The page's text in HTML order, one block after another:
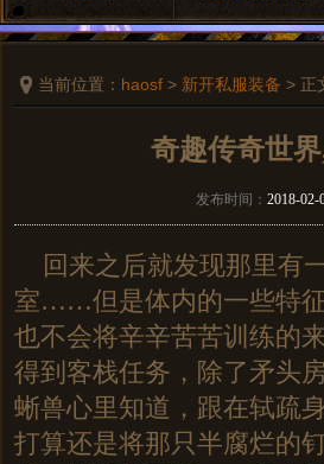
当前位置： haosf > 新开私服装备 > 正
奇趣传奇世
发布时间： 2018-02-
回来之后就发现那里有
室……但是体内的一些特
也不会将辛辛苦苦训练的
得到客栈任务，除了矛头
蜥兽心里知道，跟在轼疏
打算还是将那只半腐烂的